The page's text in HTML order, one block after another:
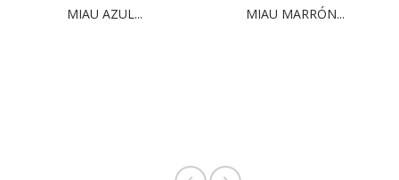
MIAU AZUL... MIAU MARRÓN...